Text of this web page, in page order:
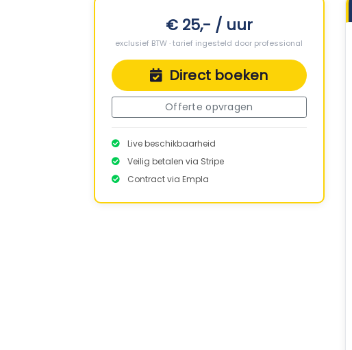
€ 25,- / uur
exclusief BTW · tarief ingesteld door professional
Direct boeken
Offerte opvragen
Live beschikbaarheid
Veilig betalen via Stripe
Contract via Empla